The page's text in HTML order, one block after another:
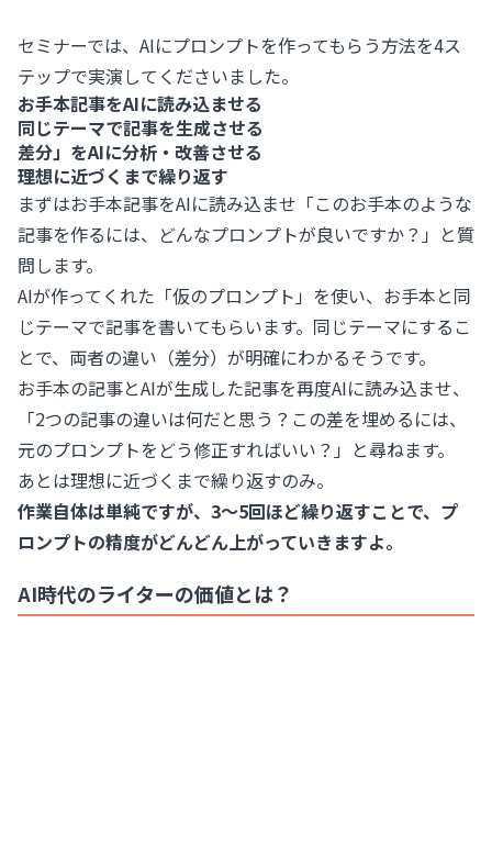
セミナーでは、AIにプロンプトを作ってもらう方法を4ス
テップで実演してくださいました。
お手本記事をAIに読み込ませる
同じテーマで記事を生成させる
差分」をAIに分析・改善させる
理想に近づくまで繰り返す
まずはお手本記事をAIに読み込ませ「このお手本のような
記事を作るには、どんなプロンプトが良いですか？」と質
問します。
AIが作ってくれた「仮のプロンプト」を使い、お手本と同
じテーマで記事を書いてもらいます。同じテーマにするこ
とで、両者の違い（差分）が明確にわかるそうです。
お手本の記事とAIが生成した記事を再度AIに読み込ませ、
「2つの記事の違いは何だと思う？この差を埋めるには、
元のプロンプトをどう修正すればいい？」と尋ねます。
あとは理想に近づくまで繰り返すのみ。
作業自体は単純ですが、3〜5回ほど繰り返すことで、プ
ロンプトの精度がどんどん上がっていきますよ。
AI時代のライターの価値とは？